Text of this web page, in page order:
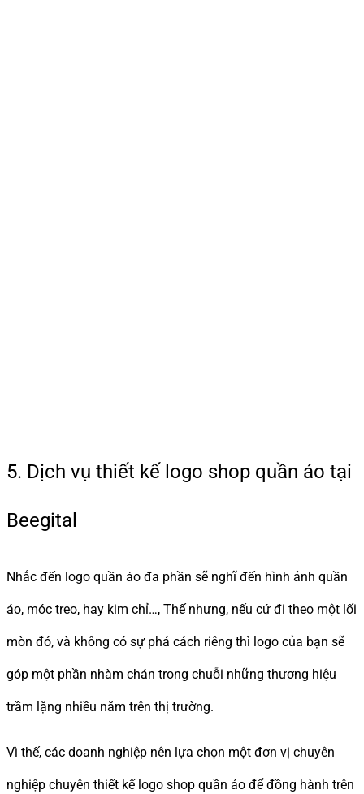
5. Dịch vụ thiết kế logo shop quần áo tại
Beegital
Nhắc đến logo quần áo đa phần sẽ nghĩ đến hình ảnh quần
áo, móc treo, hay kim chỉ…, Thế nhưng, nếu cứ đi theo một lối
mòn đó, và không có sự phá cách riêng thì logo của bạn sẽ
góp một phần nhàm chán trong chuỗi những thương hiệu
trầm lặng nhiều năm trên thị trường.
Vì thế, các doanh nghiệp nên lựa chọn một đơn vị chuyên
nghiệp chuyên thiết kế logo shop quần áo để đồng hành trên